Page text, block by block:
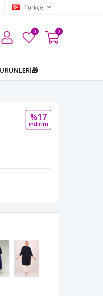
Türkçe
0 0
%17
i̇ndi̇ri̇m